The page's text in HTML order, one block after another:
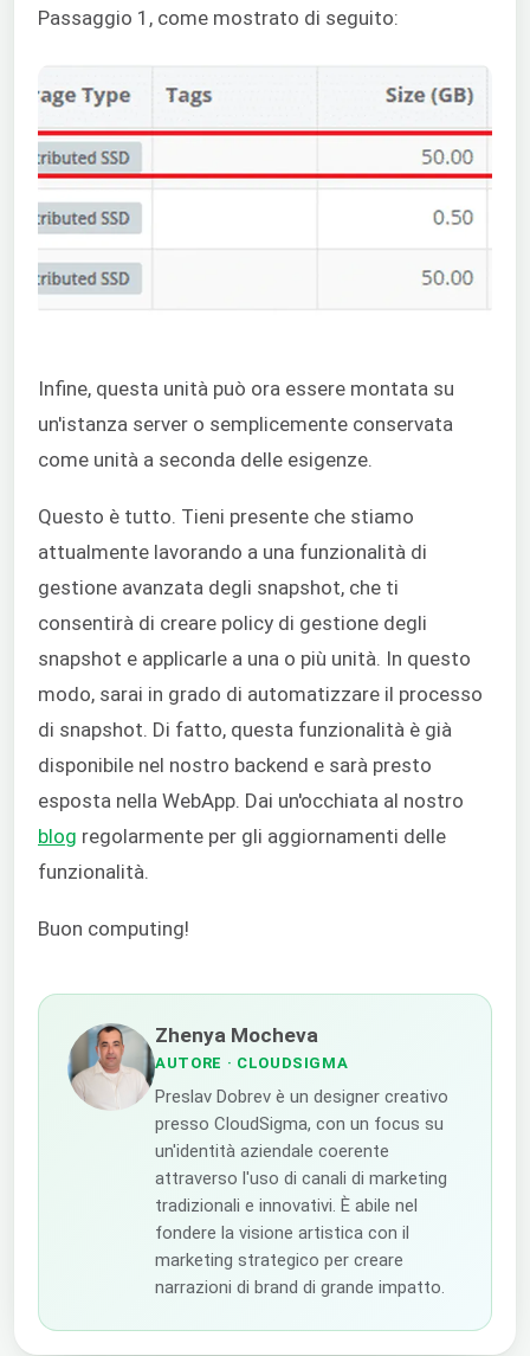
Passaggio 1, come mostrato di seguito:
Infine, questa unità può ora essere montata su
un'istanza server o semplicemente conservata
come unità a seconda delle esigenze.
Questo è tutto. Tieni presente che stiamo
attualmente lavorando a una funzionalità di
gestione avanzata degli snapshot, che ti
consentirà di creare policy di gestione degli
snapshot e applicarle a una o più unità. In questo
modo, sarai in grado di automatizzare il processo
di snapshot. Di fatto, questa funzionalità è già
disponibile nel nostro backend e sarà presto
esposta nella WebApp. Dai un'occhiata al nostro
blog regolarmente per gli aggiornamenti delle
funzionalità.
Buon computing!
Zhenya Mocheva
AUTORE · CLOUDSIGMA
Preslav Dobrev è un designer creativo
presso CloudSigma, con un focus su
un'identità aziendale coerente
attraverso l'uso di canali di marketing
tradizionali e innovativi. È abile nel
fondere la visione artistica con il
marketing strategico per creare
narrazioni di brand di grande impatto.